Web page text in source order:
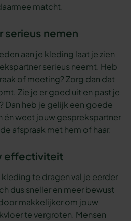
matcht.
serieus nemen
aan je kleding laat je zien
serieus neemt. Heb
ofmeeting? Zorg dan dat
Zie je er goed uit en past je
Dan heb je gelijk een goede
én weet jouw gesprekspartner
afspraak met hem of haar.
effectiviteit
te dragen val je eerder
dus sneller en meer bewust
makkelijker om jouw
te vergroten. Mensen